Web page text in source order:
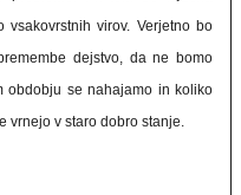
virov. Verjetno bo
dejstvo, da ne bomo
obdobju se nahajamo in koliko
vrnejo v staro dobro stanje.